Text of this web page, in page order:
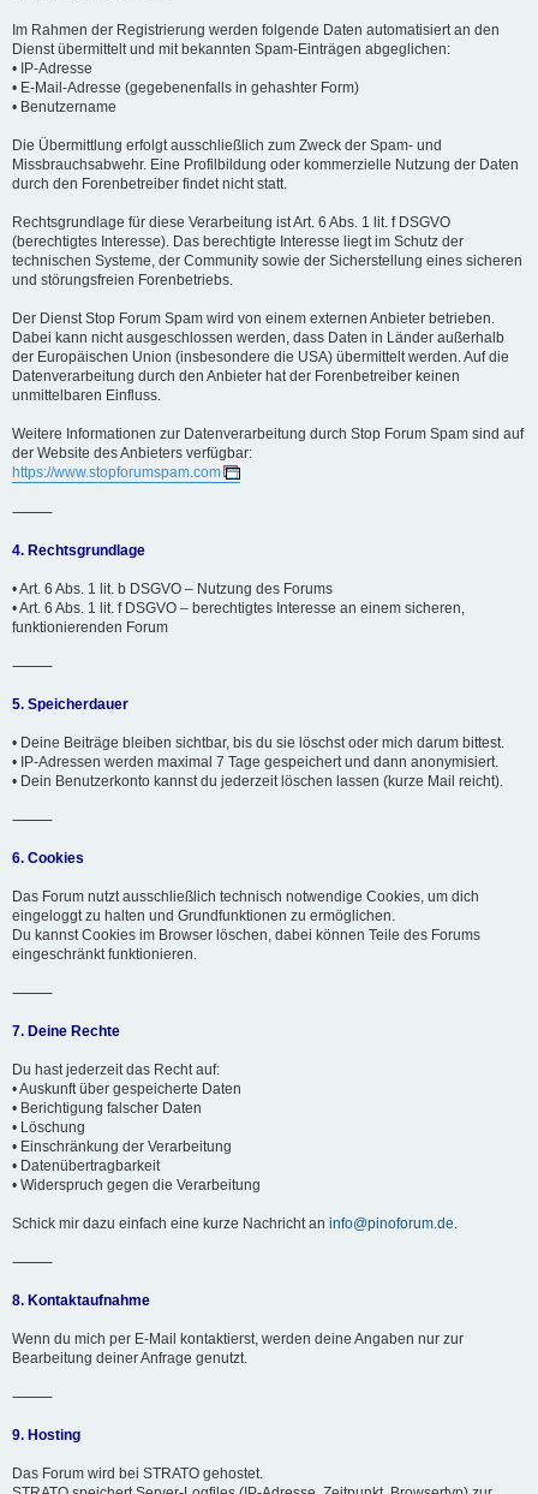
Im Rahmen der Registrierung werden folgende Daten automatisiert an den
Dienst übermittelt und mit bekannten Spam-Einträgen abgeglichen:
• IP-Adresse
• E-Mail-Adresse (gegebenenfalls in gehashter Form)
• Benutzername
Die Übermittlung erfolgt ausschließlich zum Zweck der Spam- und
Missbrauchsabwehr. Eine Profilbildung oder kommerzielle Nutzung der Daten
durch den Forenbetreiber findet nicht statt.
Rechtsgrundlage für diese Verarbeitung ist Art. 6 Abs. 1 lit. f DSGVO
(berechtigtes Interesse). Das berechtigte Interesse liegt im Schutz der
technischen Systeme, der Community sowie der Sicherstellung eines sicheren
und störungsfreien Forenbetriebs.
Der Dienst Stop Forum Spam wird von einem externen Anbieter betrieben.
Dabei kann nicht ausgeschlossen werden, dass Daten in Länder außerhalb
der Europäischen Union (insbesondere die USA) übermittelt werden. Auf die
Datenverarbeitung durch den Anbieter hat der Forenbetreiber keinen
unmittelbaren Einfluss.
Weitere Informationen zur Datenverarbeitung durch Stop Forum Spam sind auf
der Website des Anbieters verfügbar:
https://www.stopforumspam.com
⸻
4. Rechtsgrundlage
• Art. 6 Abs. 1 lit. b DSGVO – Nutzung des Forums
• Art. 6 Abs. 1 lit. f DSGVO – berechtigtes Interesse an einem sicheren,
funktionierenden Forum
⸻
5. Speicherdauer
• Deine Beiträge bleiben sichtbar, bis du sie löschst oder mich darum bittest.
• IP-Adressen werden maximal 7 Tage gespeichert und dann anonymisiert.
• Dein Benutzerkonto kannst du jederzeit löschen lassen (kurze Mail reicht).
⸻
6. Cookies
Das Forum nutzt ausschließlich technisch notwendige Cookies, um dich
eingeloggt zu halten und Grundfunktionen zu ermöglichen.
Du kannst Cookies im Browser löschen, dabei können Teile des Forums
eingeschränkt funktionieren.
⸻
7. Deine Rechte
Du hast jederzeit das Recht auf:
• Auskunft über gespeicherte Daten
• Berichtigung falscher Daten
• Löschung
• Einschränkung der Verarbeitung
• Datenübertragbarkeit
• Widerspruch gegen die Verarbeitung
Schick mir dazu einfach eine kurze Nachricht an info@pinoforum.de.
⸻
8. Kontaktaufnahme
Wenn du mich per E-Mail kontaktierst, werden deine Angaben nur zur
Bearbeitung deiner Anfrage genutzt.
⸻
9. Hosting
Das Forum wird bei STRATO gehostet.